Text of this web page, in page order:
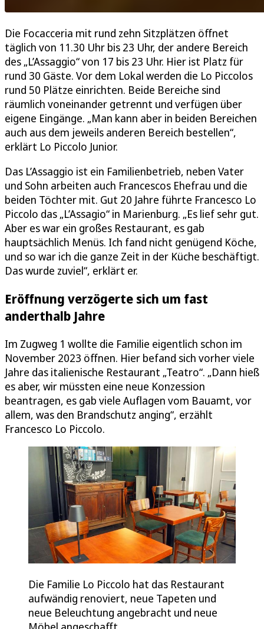
Die Focacceria mit rund zehn Sitzplätzen öffnet
täglich von 11.30 Uhr bis 23 Uhr, der andere Bereich
des „L’Assaggio“ von 17 bis 23 Uhr. Hier ist Platz für
rund 30 Gäste. Vor dem Lokal werden die Lo Piccolos
rund 50 Plätze einrichten. Beide Bereiche sind
räumlich voneinander getrennt und verfügen über
eigene Eingänge. „Man kann aber in beiden Bereichen
auch aus dem jeweils anderen Bereich bestellen“,
erklärt Lo Piccolo Junior.
Das L’Assaggio ist ein Familienbetrieb, neben Vater
und Sohn arbeiten auch Francescos Ehefrau und die
beiden Töchter mit. Gut 20 Jahre führte Francesco Lo
Piccolo das „L’Assagio“ in Marienburg. „Es lief sehr gut.
Aber es war ein großes Restaurant, es gab
hauptsächlich Menüs. Ich fand nicht genügend Köche,
und so war ich die ganze Zeit in der Küche beschäftigt.
Das wurde zuviel“, erklärt er.
Eröffnung verzögerte sich um fast
anderthalb Jahre
Im Zugweg 1 wollte die Familie eigentlich schon im
November 2023 öffnen. Hier befand sich vorher viele
Jahre das italienische Restaurant „Teatro“. „Dann hieß
es aber, wir müssten eine neue Konzession
beantragen, es gab viele Auflagen vom Bauamt, vor
allem, was den Brandschutz anging“, erzählt
Francesco Lo Piccolo.
Die Familie Lo Piccolo hat das Restaurant
aufwändig renoviert, neue Tapeten und
neue Beleuchtung angebracht und neue